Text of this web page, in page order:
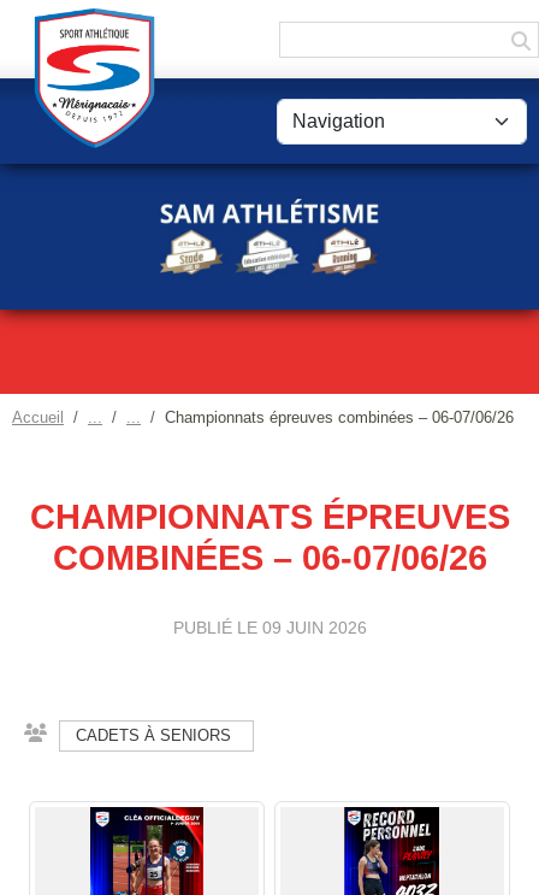
Accueil Championnats épreuves combinées – 06-07/06/26
CHAMPIONNATS ÉPREUVES
COMBINÉES – 06-07/06/26
PUBLIÉ LE 09 JUIN 2026
CADETS À SENIORS
Panneau de gestion des cookies